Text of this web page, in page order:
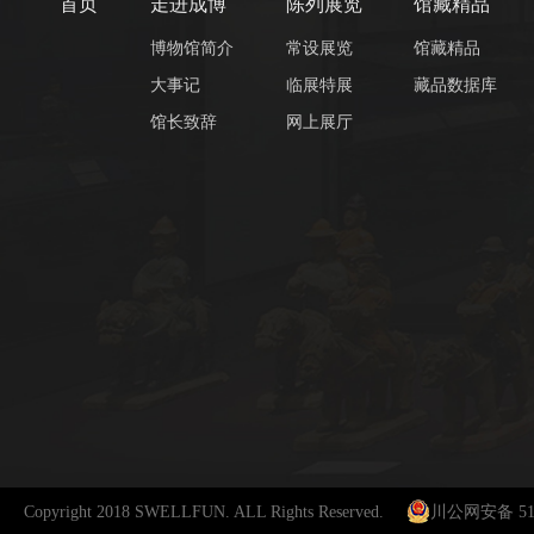
首页 走进成博
博物馆简介
大事记
馆长致辞
陈列展览
常设展览
临展特展
网上展厅
馆藏精品
馆藏精品
藏品数据库
Copyright 2018 SWELLFUN. ALL Rights Reserved. 川公网安备